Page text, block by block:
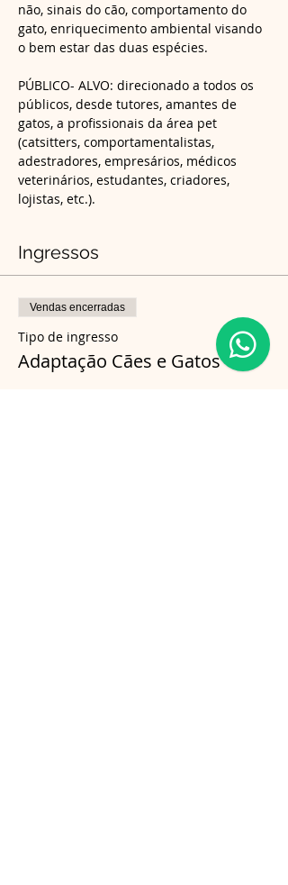
não, sinais do cão, comportamento do
gato, enriquecimento ambiental visando
PÚBLICO- ALVO: direcionado a todos os
públicos, desde tutores, amantes de
gatos, a profissionais da área pet
(catsitters, comportamentalistas,
adestradores, empresários, médicos
veterinários, estudantes, criadores,
lojistas, etc.).
Ingressos
Vendas encerradas
Tipo de ingresso
Adaptação Cães e Gatos